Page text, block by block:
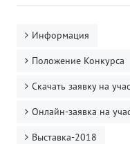
Информация
Положение Конкурса
Скачать заявку на
Онлайн-заявка на
Выставка-2018